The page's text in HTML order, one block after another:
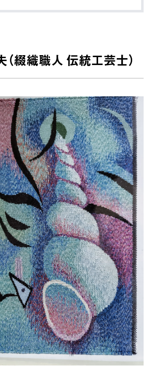
綴織職人 伝統工芸士）